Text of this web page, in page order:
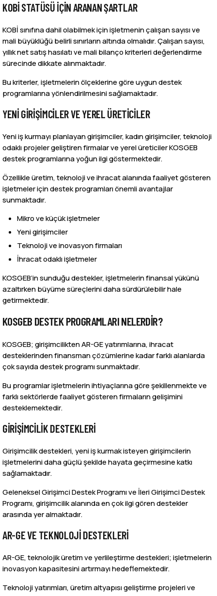
KOBİ STATÜSÜ İÇIN ARANAN ŞARTLAR
KOBİ sınıfına dahil olabilmek için işletmenin çalışan sayısı ve
mali büyüklüğü belirli sınırların altında olmalıdır. Çalışan sayısı,
yıllık net satış hasılatı ve mali bilanço kriterleri değerlendirme
sürecinde dikkate alınmaktadır.
Bu kriterler, işletmelerin ölçeklerine göre uygun destek
programlarına yönlendirilmesini sağlamaktadır.
YENI GIRIŞIMCILER VE YEREL ÜRETICILER
Yeni iş kurmayı planlayan girişimciler, kadın girişimciler, teknoloji
odaklı projeler geliştiren firmalar ve yerel üreticiler KOSGEB
destek programlarına yoğun ilgi göstermektedir.
Özellikle üretim, teknoloji ve ihracat alanında faaliyet gösteren
işletmeler için destek programları önemli avantajlar
sunmaktadır.
Mikro ve küçük işletmeler
Yeni girişimciler
Teknoloji ve inovasyon firmaları
İhracat odaklı işletmeler
KOSGEB’in sunduğu destekler, işletmelerin finansal yükünü
azaltırken büyüme süreçlerini daha sürdürülebilir hale
getirmektedir.
KOSGEB DESTEK PROGRAMLARI NELERDIR?
KOSGEB; girişimcilikten AR-GE yatırımlarına, ihracat
desteklerinden finansman çözümlerine kadar farklı alanlarda
çok sayıda destek programı sunmaktadır.
Bu programlar işletmelerin ihtiyaçlarına göre şekillenmekte ve
farklı sektörlerde faaliyet gösteren firmaların gelişimini
desteklemektedir.
GIRIŞIMCILIK DESTEKLERI
Girişimcilik destekleri, yeni iş kurmak isteyen girişimcilerin
işletmelerini daha güçlü şekilde hayata geçirmesine katkı
sağlamaktadır.
Geleneksel Girişimci Destek Programı ve İleri Girişimci Destek
Programı, girişimcilik alanında en çok ilgi gören destekler
arasında yer almaktadır.
AR-GE VE TEKNOLOJI DESTEKLERI
AR-GE, teknolojik üretim ve yerlileştirme destekleri; işletmelerin
inovasyon kapasitesini artırmayı hedeflemektedir.
Teknoloji yatırımları, üretim altyapısı geliştirme projeleri ve